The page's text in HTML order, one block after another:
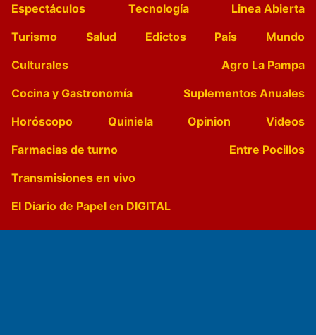
Espectáculos
Tecnología
Linea Abierta
Turismo
Salud Edictos País
Mundo
Culturales
Agro La Pampa
Cocina y Gastronomía
Suplementos Anuales
Horóscopo
Quiniela Opinion
Videos
Farmacias de turno
Entre Pocillos
Transmisiones en vivo
El Diario de Papel en DIGITAL